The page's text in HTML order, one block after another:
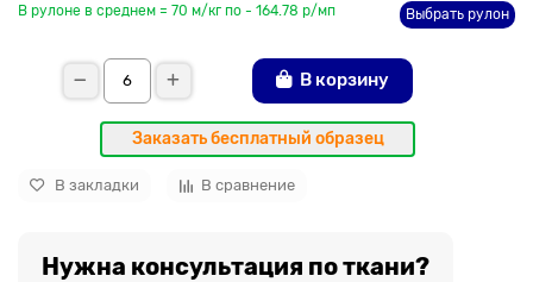
В рулоне в среднем = 70 м/кг по - 164.78 р/мп
Выбрать рулон
В корзину
Заказать бесплатный образец
В закладки В сравнение
Нужна консультация по ткани?